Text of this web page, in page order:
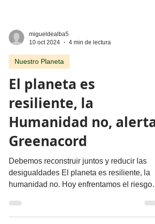
errores de gerencia. Las empresas cierran,
en esta crisis de...
migueldealba5
10 oct 2024
4 min de lectura
Nuestro Planeta
El planeta es
resiliente, la
Humanidad no, alerta
Greenacord